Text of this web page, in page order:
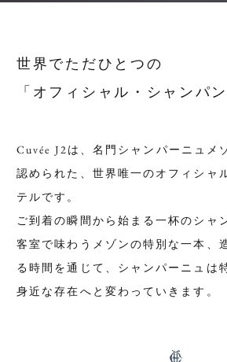
世界でただひとつの
「オフィシャル・シャンパ
Cuvée J2は、名門シャンパーニュメ
認められた、世界唯一のオフィシャ
テルです。
ご到着の瞬間から始まる一杯のシャ
客室で味わうメゾンの特別な一本、
る時間を通じて、シャンパーニュは
身近な存在へと変わっていきます。